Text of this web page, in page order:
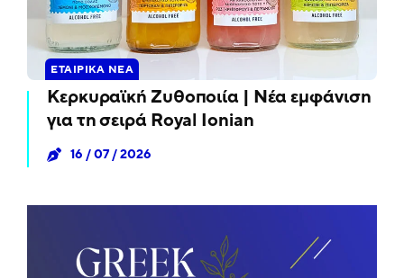
ΕΤΑΙΡΙΚΆ ΝΈΑ
Κερκυραϊκή Ζυθοποιία | Νέα εμφάνιση
για τη σειρά Royal Ionian
16 / 07 / 2026